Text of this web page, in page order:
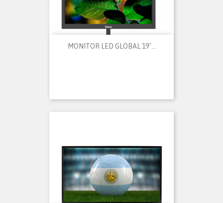
MONITOR LED GLOBAL 19"...